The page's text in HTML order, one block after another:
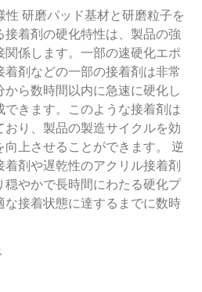
性 研磨パッド基材と研磨粒子を
着剤の硬化特性は、製品の強
関係します。一部の速硬化エポ
剤などの一部の接着剤は非常
ら数時間以内に急速に硬化し
きます。このような接着剤は
り、製品の製造サイクルを効
上させることができます。 逆
剤や遅乾性のアクリル接着剤
やかで長時間にわたる硬化プ
な接着状態に達するまでに数時